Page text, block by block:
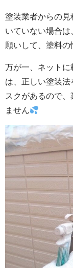
塗装業者からの
いていない場合
願いして、塗料の
万が一、ネット
は、正しい塗装
スクがあるので
ません